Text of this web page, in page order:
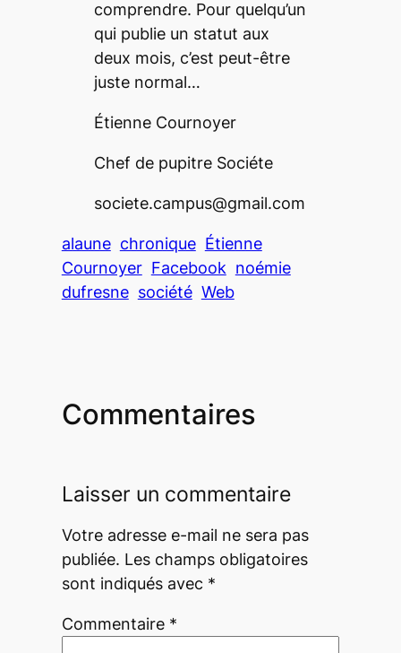
comprendre. Pour quelqu’un
qui publie un statut aux
deux mois, c’est peut-être
juste normal…
Étienne Cournoyer
Chef de pupitre Sociéte
societe.campus@gmail.com
alaune chronique Étienne
Cournoyer Facebook noémie
dufresne société Web
Commentaires
Laisser un commentaire
Votre adresse e-mail ne sera pas
publiée. Les champs obligatoires
sont indiqués avec *
Commentaire *